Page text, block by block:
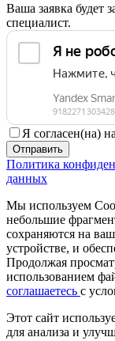
Ваша заявка будет
специалист.
Я согласен(на) на
Отправить
Политика
данных
Мы используем
небольшие
сохраняются на
устройстве, и
Продолжая
использованием
соглашаетесь с
Этот сайт
для анализа и